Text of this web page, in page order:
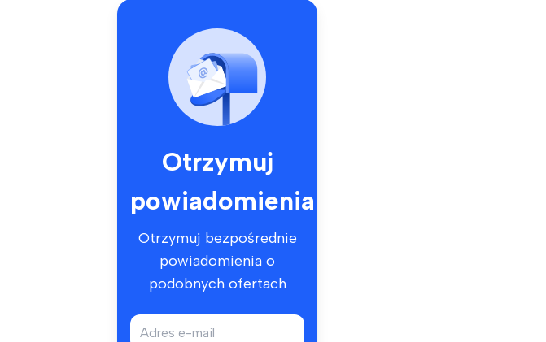
Otrzymuj
powiadomienia
Otrzymuj bezpośrednie
powiadomienia o
podobnych ofertach